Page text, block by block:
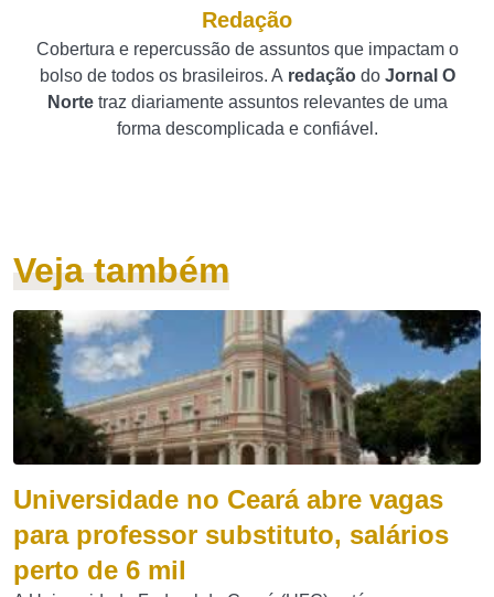
Redação
Cobertura e repercussão de assuntos que impactam o
bolso de todos os brasileiros. A redação do Jornal O
Norte traz diariamente assuntos relevantes de uma
forma descomplicada e confiável.
Veja também
Universidade no Ceará abre vagas
para professor substituto, salários
perto de 6 mil